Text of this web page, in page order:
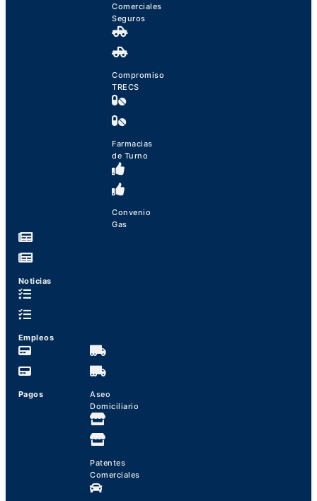
Comerciales
Seguros
Compromiso
TRECS
Farmacias
de Turno
Convenio
Gas
Noticias
Empleos
Pagos
Aseo
Domiciliario
Patentes
Comerciales